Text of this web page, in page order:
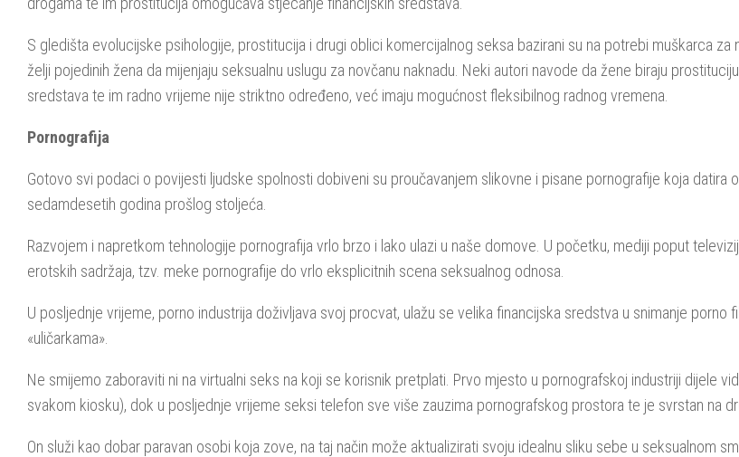
S gledišta evolucijske psihologije, prostitucija i drugi oblici komercijalnog seksa bazirani su na potrebi muškarca
želji pojedinih žena da mijenjaju seksualnu uslugu za novčanu naknadu. Neki autori navode da žene biraju
sredstava te im radno vrijeme nije striktno određeno, već imaju mogućnost fleksibilnog radnog vremena.
Pornografija
Gotovo svi podaci o povijesti ljudske spolnosti dobiveni su proučavanjem slikovne i pisane pornografije koja datira
sedamdesetih godina prošlog stoljeća.
Razvojem i napretkom tehnologije pornografija vrlo brzo i lako ulazi u naše domove. U početku, mediji poput
erotskih sadržaja, tzv. meke pornografije do vrlo eksplicitnih scena seksualnog odnosa.
U posljednje vrijeme, porno industrija doživljava svoj procvat, ulažu se velika financijska sredstva u snimanje
«uličarkama».
Ne smijemo zaboraviti ni na virtualni seks na koji se korisnik pretplati. Prvo mjesto u pornografskoj industriji dijele
svakom kiosku), dok u posljednje vrijeme seksi telefon sve više zauzima pornografskog prostora te je svrstan na
On služi kao dobar paravan osobi koja zove, na taj način može aktualizirati svoju idealnu sliku sebe u seksualnom